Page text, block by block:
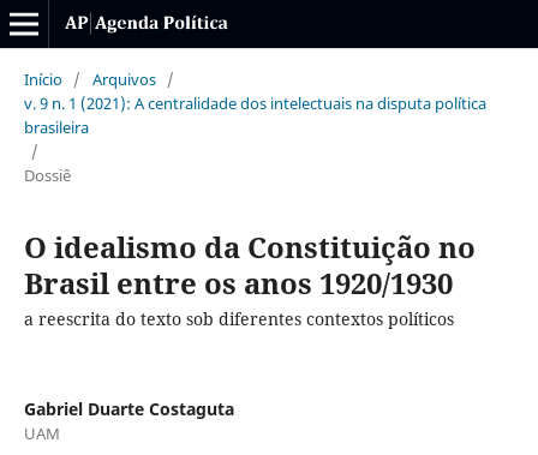
Início / Arquivos /
v. 9 n. 1 (2021): A centralidade dos intelectuais na disputa política
brasileira
/
Dossiê
O idealismo da Constituição no
Brasil entre os anos 1920/1930
a reescrita do texto sob diferentes contextos políticos
Gabriel Duarte Costaguta
UAM